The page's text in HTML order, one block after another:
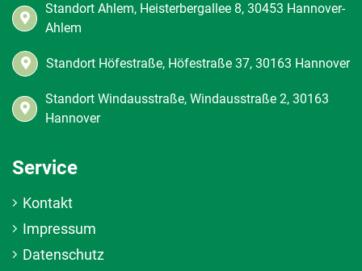
Standort Ahlem, Heisterbergallee 8, 30453 Hannover-
Ahlem
Standort Höfestraße, Höfestraße 37, 30163 Hannover
Standort Windausstraße, Windausstraße 2, 30163
Hannover
Service
Kontakt
Impressum
Datenschutz